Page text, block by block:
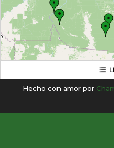
TIERRA INDÍGENA Kayapó
Hecho con amor por